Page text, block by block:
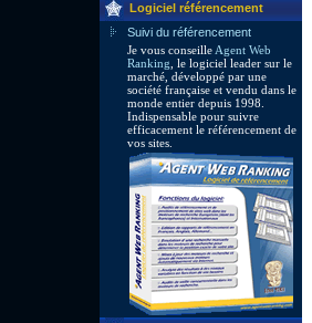
Logiciel référencement
Suivi du référencement
Je vous conseille Agent Web
Ranking , le logiciel leader sur le
marché, développé par une
société française et vendu dans le
monde entier depuis 1998.
Indispensable pour suivre
efficacement le référencement de
vos sites.